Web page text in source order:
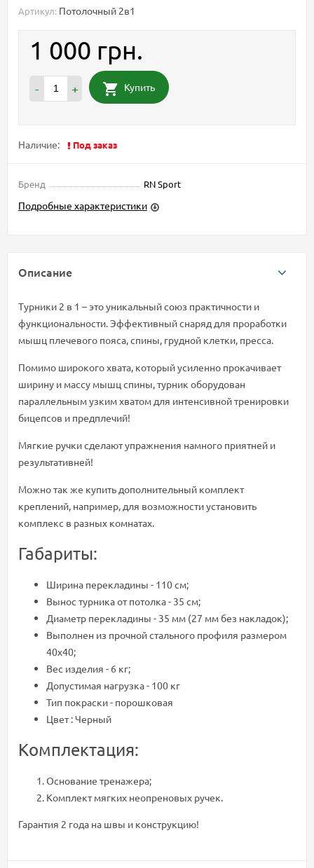
Артикул: Потолочный 2в1
1 000 грн.
- + Купить
Наличие: Под заказ
Бренд RN Sport
Подробные характеристики
Описание
Турники 2 в 1 – это уникальный союз практичности и
функциональности. Эффективный снаряд для проработки
мышц плечевого пояса, спины, грудной клетки, пресса.
Помимо широкого хвата, который усиленно прокачивает
ширину и массу мышц спины, турник оборудован
параллельным узким хватом для интенсивной тренировки
бицепсов и предплечий!
Мягкие ручки сделают упражнения намного приятней и
результативней!
Можно так же купить дополнительный комплект
креплений, например, для возможности установить
комплекс в разных комнатах.
Габариты:
Ширина перекладины - 110 см;
Вынос турника от потолка - 35 см;
Диаметр перекладины - 35 мм (27 мм без накладок);
Выполнен из прочной стального профиля размером
40х40;
Вес изделия - 6 кг;
Допустимая нагрузка - 100 кг
Тип покраски - порошковая
Цвет : Черный
Комплектация:
Основание тренажера;
Комплект мягких неопреновых ручек.
Гарантия 2 года на швы и конструкцию!